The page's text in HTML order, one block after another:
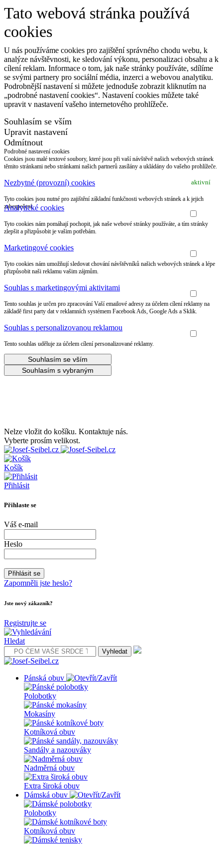
Tato webová stránka používá
cookies
U nás používáme cookies pro zajištění správného chodu webu, k
analýze návštěvnosti, ke sledování výkonu, personalizaci obsahu a k
cílení reklam. Informace o tom, jak naše stránky používáte, sdílíme
se svými partnery pro sociální média, inzerci a webovou analytiku.
Podrobnější nastavení si můžete jednoduše zobrazit kliknutím na
„podrobné nastavení cookies“. Nastavení cookies můžete také
upravit v nastavení vašeho internetového prohlížeče.
Souhlasím se vším
Upravit nastavení
Odmítnout
Podrobné nastavení cookies
Cookies jsou malé textové soubory, které jsou při vaší návštěvě našich webových stránek
těmito stránkami nebo stránkami našich partnerů zasílány a ukládány do vašeho prohlížeče.
Nezbytné (provozní) cookies aktivní
Tyto cookies jsou nutné pro zajištění základní funkčnosti webových stránek a k jejich
zabezpečení.
Analytické cookies
Tyto cookies nám pomáhají pochopit, jak naše webové stránky používáte, a tím stránky
zlepšit a přizpůsobit je vašim potřebám.
Marketingové cookies
Tyto cookies nám umožňují sledovat chování návštěvníků našich webových stránek a lépe
přizpůsobit naši reklamu vašim zájmům.
Souhlas s marketingovými aktivitami
Tento souhlas je určen pro zpracování Vaší emailové adresy za účelem cílení reklamy na
základě first party dat v reklamních systémem Facebook Ads, Google Ads a Sklik.
Souhlas s personalizovanou reklamou
Tento souhlas uděluje za účelem cílení personalizované reklamy.
Souhlasím se vším
Souhlasím s vybraným
Nelze vložit do košíku. Kontaktuje nás.
Vyberte prosím velikost.
Košík
Přihlásit
Přihlaste se
Váš e-mail
Heslo
Zapomněli jste heslo?
Jste nový zákazník?
Registrujte se
Hledat
Pánská obuv
Polobotky
Mokasíny
Kotníková obuv
Sandály a nazouváky
Nadměrná obuv
Extra široká obuv
Dámská obuv
Polobotky
Kotníková obuv